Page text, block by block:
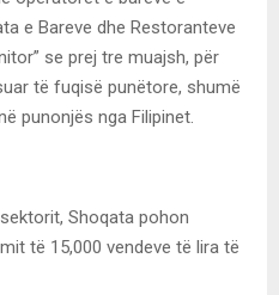
e Bareve dhe Restoranteve
se prej tre muajsh, për
të fuqisë punëtore, shumë
punonjës nga Filipinet.
Shoqata pohon
të 15,000 vendeve të lira të